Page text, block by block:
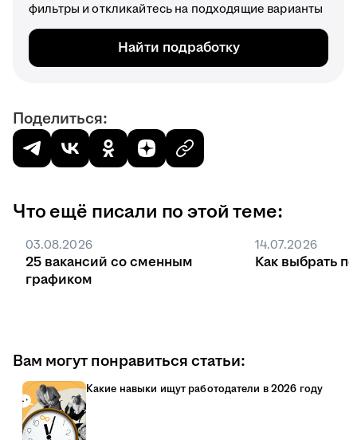
фильтры и откликайтесь на подходящие варианты
Найти подработку
Поделиться:
Что ещё писали по этой теме:
03.08.2026
25 вакансий со сменным
графиком
14.07.2026
Как выбрать
Вам могут понравиться статьи:
Какие навыки ищут работодатели в 2026 году